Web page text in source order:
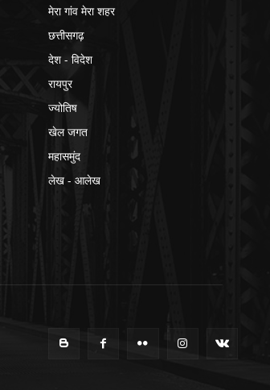
मेरा गांव मेरा शहर
छत्तीसगढ़
देश - विदेश
रायपुर
ज्योतिष
खेल जगत
महासमुंद
लेख - आलेख